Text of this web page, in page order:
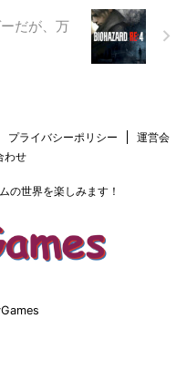
だが、万
プライバシーポリシー
運営会
わせ
の世界を楽しみます！